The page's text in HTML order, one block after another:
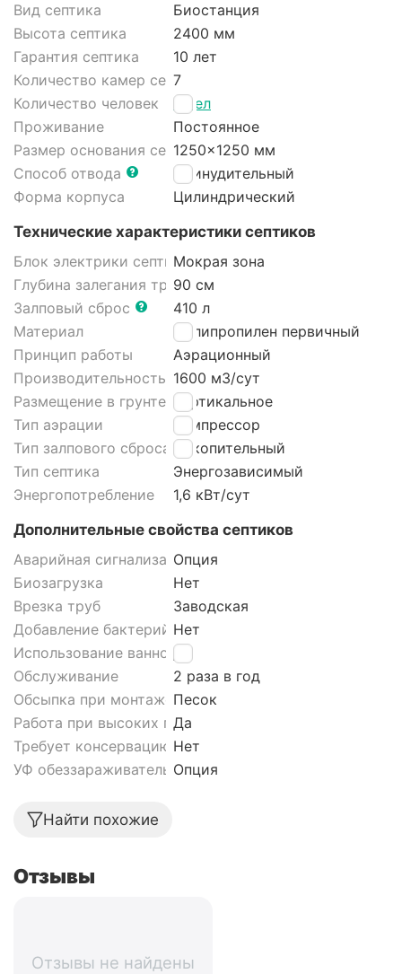
Вид септика
Биостанция
Высота септика
2400 мм
Гарантия септика
10 лет
Количество камер септика
7
Количество человек
8 чел
Проживание
Постоянное
Размер основания септика1250x1250 мм
Способ отвода
Принудительный
Форма корпуса
Цилиндрический
Технические характеристики септиков
Блок электрики септикаМокрая зона
Глубина залегания трубы90 см
Залповый сброс
410 л
Материал
Полипропилен первичный
Принцип работы
Аэрационный
Производительность 1600 м3/cут
Размещение в грунте септика
Вертикальное
Тип аэрации
Компрессор
Тип залпового сброса септика
Накопительный
Тип септика
Энергозависимый
Энергопотребление
1,6 кВт/сут
Дополнительные свойства септиков
Аварийная сигнализация септика
Опция
Биозагрузка
Нет
Врезка труб
Заводская
Добавление бактерий Нет
Использование ваннойДа
Обслуживание
2 раза в год
Обсыпка при монтаже септика
Песок
Работа при высоких грунтовых водах септика
Да
Требует консервацию Нет
УФ обеззараживатель Опция
Найти похожие
Отзывы
Отзывы не найдены